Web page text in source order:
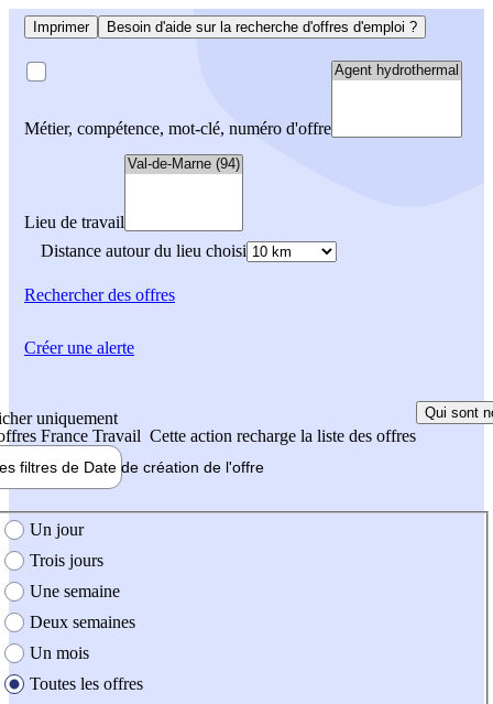
Imprimer Besoin d'aide sur la recherche d'offres d'emploi ?
Métier, compétence, mot-clé, numéro d'offre
Lieu de travail
Distance autour du lieu choisi
Rechercherdes offres
uniquement
France Travail Cette action recharge la liste des offres
Qui sont
filtres de Date de création de l'offre
création de l'offre
Un jour
Trois jours
Une semaine
Deux semaines
Un mois
Toutes les offres
Créer une alerte